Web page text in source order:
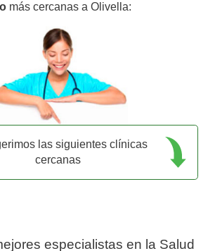
más cercanas a Olivella:
las siguientes clínicas
cercanas
especialistas en la Salud